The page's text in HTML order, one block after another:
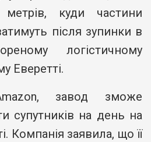
куди частини
після зупинки в
логістичному
Еверетті.
завод зможе
супутників на день на
Компанія заявила, що її